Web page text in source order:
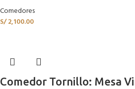
Comedores
S/2,100.00
Comedor Tornillo: Mesa